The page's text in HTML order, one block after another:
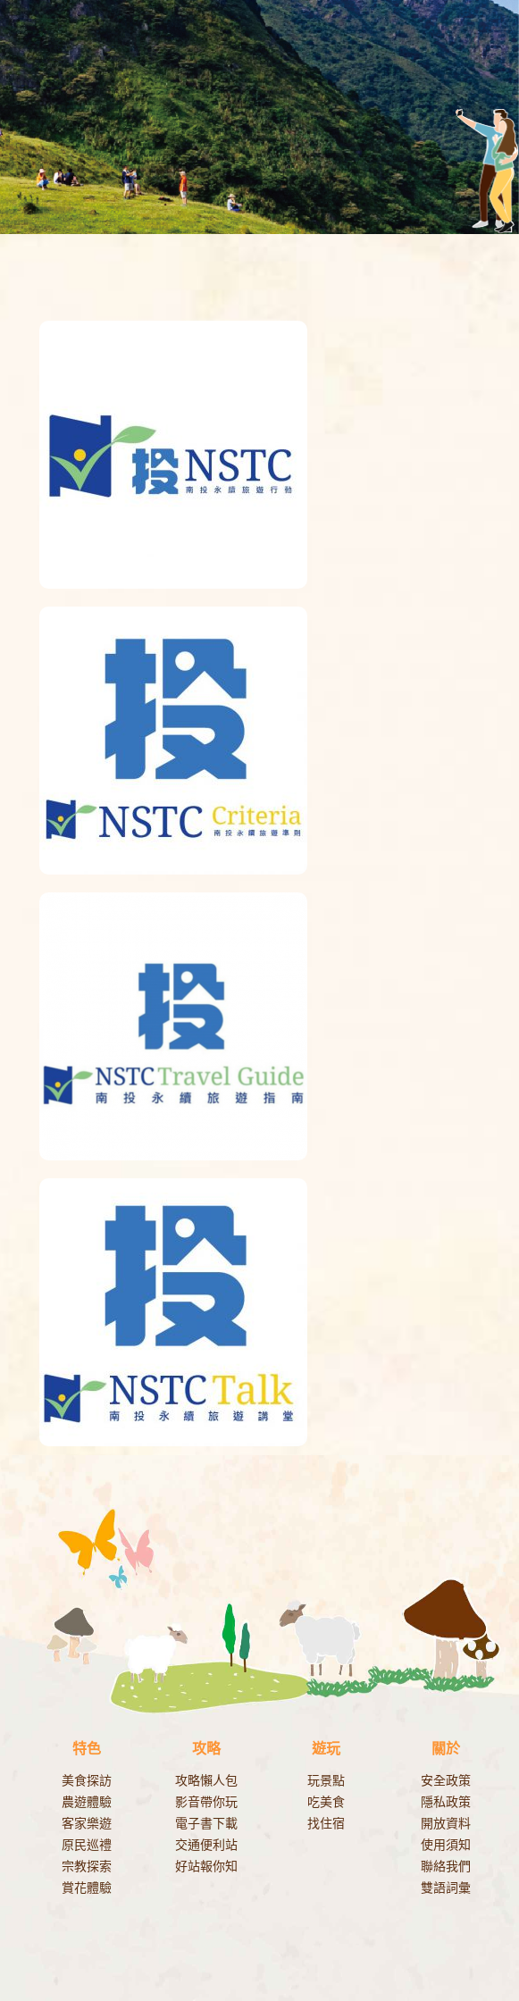
特色
美食探訪
農遊體驗
客家樂遊
原民巡禮
宗教探索
賞花體驗
攻略
攻略懶人包
影音帶你玩
電子書下載
交通便利站
好站報你知
遊玩
玩景點
吃美食
找住宿
關於
安全政策
隱私政策
開放資料
使用須知
聯絡我們
雙語詞彙